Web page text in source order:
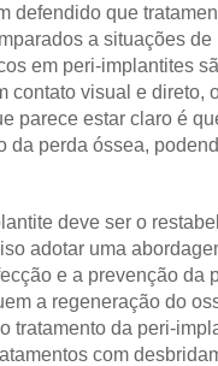
defendido que
a situações
em peri-implantites
contato visual e direto,
parece estar claro é
da perda óssea,
deve ser o
adotar uma
e a prevenção da
a regeneração do
tratamento da peri-
com